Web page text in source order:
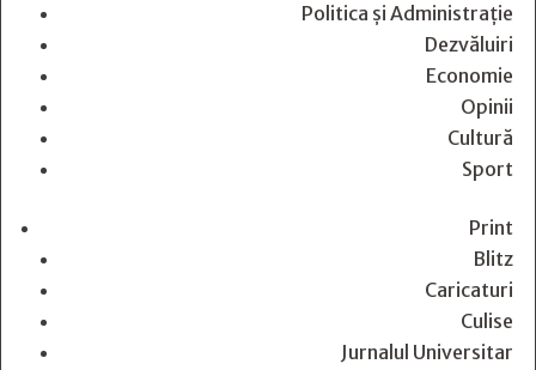
Politica și Administrație
Dezvăluiri
Economie
Opinii
Cultură
Sport
Print
Blitz
Caricaturi
Culise
Jurnalul Universitar